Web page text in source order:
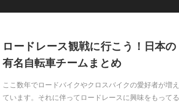
ロードレース観戦に行こう！日本の
有名自転車チームまとめ
ここ数年でロードバイクやクロスバイクの愛好者が増え
ています。それに伴ってロードレースに興味をもってる